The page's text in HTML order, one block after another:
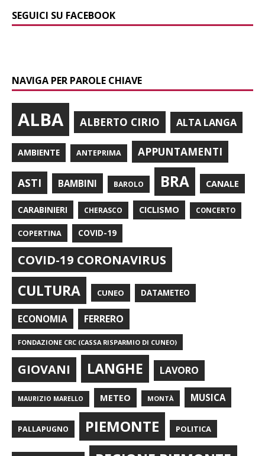
SEGUICI SU FACEBOOK
NAVIGA PER PAROLE CHIAVE
ALBA ALBERTO CIRIO ALTA LANGA
AMBIENTE ANTEPRIMA APPUNTAMENTI
ASTI BAMBINI BAROLO BRA CANALE
CARABINIERI CHERASCO CICLISMO CONCERTO
COPERTINA COVID-19
COVID-19 CORONAVIRUS
CULTURA CUNEO DATAMETEO
ECONOMIA FERRERO
FONDAZIONE CRC (CASSA RISPARMIO DI CUNEO)
GIOVANI LANGHE LAVORO
MAURIZIO MARELLO METEO MONTÀ MUSICA
PALLAPUGNO PIEMONTE POLITICA